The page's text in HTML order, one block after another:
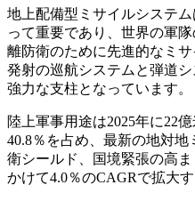
地上配備型ミサイルシステ
って重要であり、世界の軍
離防衛のために先進的なミ
発射の巡航システムと弾道
強力な支柱となっています。
陸上軍事用途は2025年に22
40.8％を占め、最新の地対
衛シールド、国境緊張の高
かけて4.0％のCAGRで拡大